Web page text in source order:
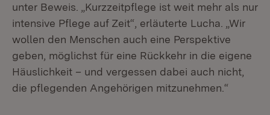
unter Beweis. „Kurzzeitpflege ist weit mehr als nur
intensive Pflege auf Zeit“, erläuterte Lucha. „Wir
wollen den Menschen auch eine Perspektive
geben, möglichst für eine Rückkehr in die eigene
Häuslichkeit – und vergessen dabei auch nicht,
die pflegenden Angehörigen mitzunehmen.“